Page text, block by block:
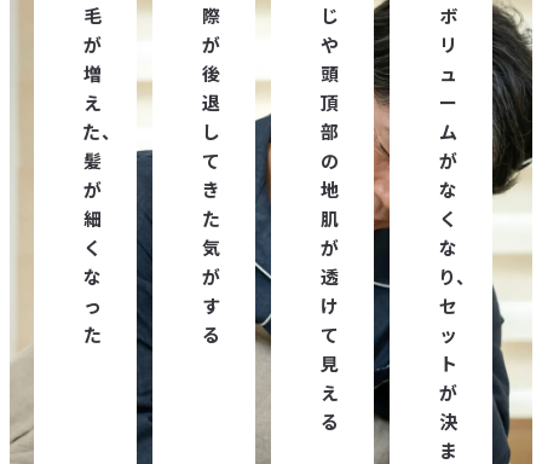
毛
が
増
え
た、
髪
が
細
く
な
っ
た
際
が
後
退
し
て
き
た
気
が
す
る
じ
や
頭
頂
部
の
地
肌
が
透
け
て
見
え
る
ボ
リ
ュ
ー
ム
が
な
く
な
り、
セ
ッ
ト
が
決
ま